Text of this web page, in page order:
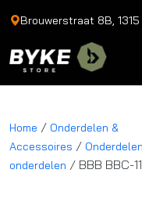
Brouwerstraat 8B, 1315
Home / Onderdelen &
Accessoires /
onderdelen / BBB BBC-